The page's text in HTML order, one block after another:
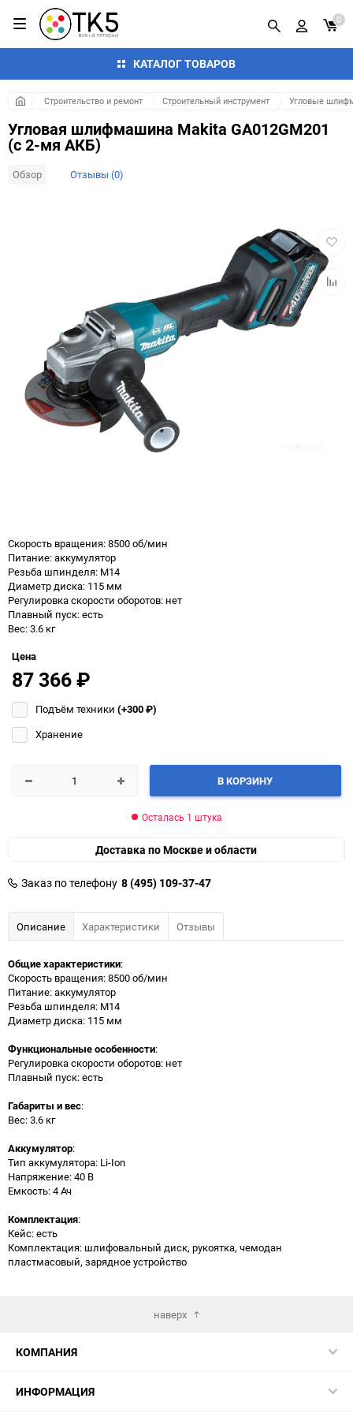
КАТАЛОГ ТОВАРОВ
0
Строительство и ремонт Строительный инструмент Угловые
Угловая шлифмашина Makita GA012GM201
(с 2-мя АКБ)
Обзор Отзывы (0)
в
Скорость вращения: 8500 об/мин
Питание: аккумулятор
Резьба шпинделя: M14
Диаметр диска: 115 мм
Регулировка скорости оборотов: нет
Плавный пуск: есть
Вес: 3.6 кг
Цена
87 366₽
Подъём техники (+300₽)
Хранение
В КОРЗИНУ
Осталась 1 штука
Доставка по Москве и области
Заказ по телефону 8 (495) 109-37-47
Описание Характеристики Отзывы
Общие характеристики:
Скорость вращения: 8500 об/мин
Питание: аккумулятор
Резьба шпинделя: M14
Диаметр диска: 115 мм
Функциональные особенности:
Регулировка скорости оборотов: нет
Плавный пуск: есть
Габариты и вес:
Вес: 3.6 кг
Аккумулятор:
Тип аккумулятора: Li-Ion
Напряжение: 40 В
Емкость: 4 Ач
Комплектация:
Кейс: есть
Комплектация: шлифовальный диск, рукоятка, чемодан
пластмасовый, зарядное устройство
наверх
КОМПАНИЯ
ИНФОРМАЦИЯ